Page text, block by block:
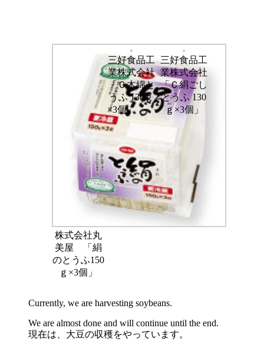
株式会社丸
美屋 「絹
のとうふ150
ｇ×3個」
三好食品工
業株式会社
「Ｃ木綿と
うふ 130ｇ
×3個」
三好食品工
業株式会社
「Ｃ絹ごし
とうふ 130
ｇ×3個」
Currently, we are harvesting soybeans.
We are almost done and will continue until the end.
現在は、大豆の収穫をやっています。